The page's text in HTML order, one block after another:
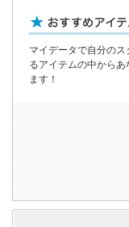
マイデータで自分の
るアイテムの中から
ます！